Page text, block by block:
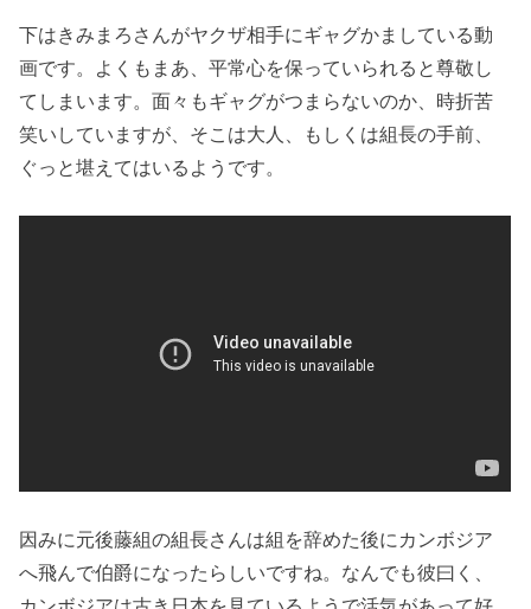
下はきみまろさんがヤクザ相手にギャグかましている動
画です。よくもまあ、平常心を保っていられると尊敬し
てしまいます。面々もギャグがつまらないのか、時折苦
笑いしていますが、そこは大人、もしくは組長の手前、
ぐっと堪えてはいるようです。
因みに元後藤組の組長さんは組を辞めた後にカンボジア
へ飛んで伯爵になったらしいですね。なんでも彼曰く、